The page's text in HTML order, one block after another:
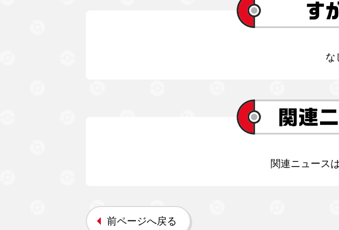
な
関連ニュース
前ページへ戻る